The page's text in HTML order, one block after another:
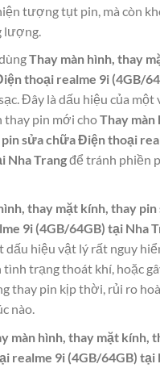
tượng tụt pin, mà còn
lượng.
Thay màn hình, thay
thoại realme 9i (4GB/
Đây là dấu hiệu của một
thay pin mới choThay màn
sửa chữa Điện thoại
Nha Trangđể tránh phiền
thay mặt kính, thay
9i (4GB/64GB) tại Nha
dấu hiệu vật lý rất nguy
tình trạng thoát khí, hoặc
thay pin kịp thời, rủi ro
nào.
màn hình, thay mặt kính,
realme 9i (4GB/64GB) tại